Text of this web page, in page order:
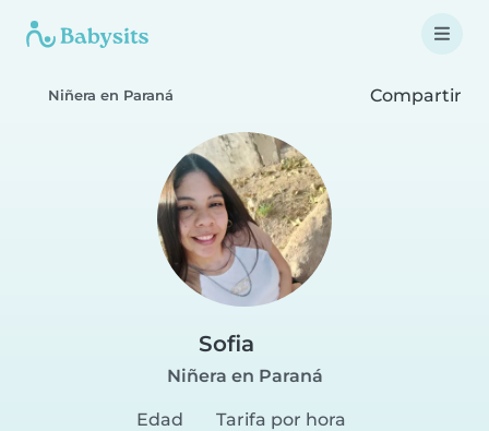
Niñera en Paraná Compartir
Sofia
Niñera en Paraná
Edad
Tarifa por hora